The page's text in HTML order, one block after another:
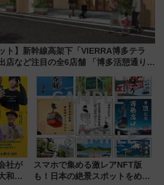
ト】新幹線高架下「VIERRA博多テラ
店など注目の全6店舗 「博多活憩通り」
社が
和鉄
スマホで集める激レアNFT版
も！日本の絶景スポットをめぐ